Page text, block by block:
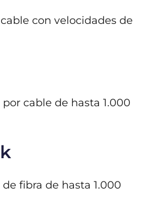
con velocidades de
cable de hasta 1.000
fibra de hasta 1.000